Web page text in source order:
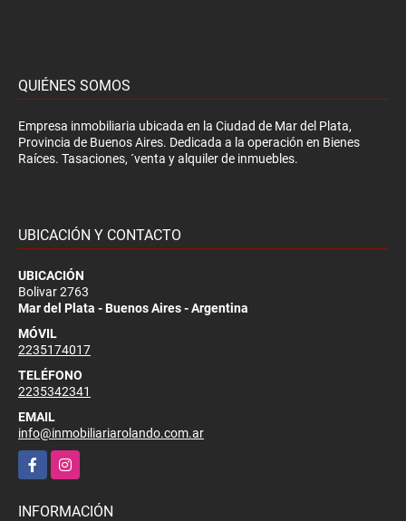
QUIÉNES SOMOS
Empresa inmobiliaria ubicada en la Ciudad de Mar del Plata,
Provincia de Buenos Aires. Dedicada a la operación en Bienes
Raíces. Tasaciones, ´venta y alquiler de inmuebles.
UBICACIÓN Y CONTACTO
UBICACIÓN
Bolivar 2763
Mar del Plata - Buenos Aires - Argentina
MÓVIL
2235174017
TELÉFONO
2235342341
EMAIL
info@inmobiliariarolando.com.ar
FacebookInstagram
INFORMACIÓN